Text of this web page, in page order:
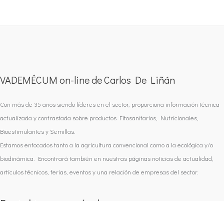
VADEMÉCUM on-line de Carlos De Liñán
Con más de 35 años siendo líderes en el sector, proporciona información técnica
actualizada y contrastada sobre productos Fitosanitarios, Nutricionales,
Bioestimulantes y Semillas.
Estamos enfocados tanto a la agricultura convencional como a la ecológica y/o
biodinámica. Encontrará también en nuestras páginas noticias de actualidad,
artículos técnicos, ferias, eventos y una relación de empresas del sector.